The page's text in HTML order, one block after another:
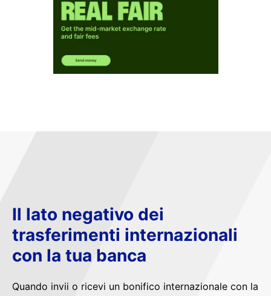
Il lato negativo dei
trasferimenti internazionali
con la tua banca
Quando invii o ricevi un bonifico internazionale con la